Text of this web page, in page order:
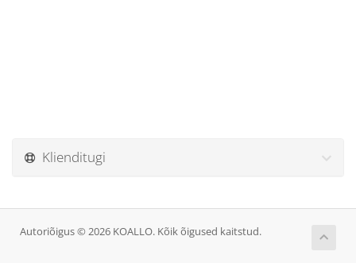
Klienditugi
Autoriõigus © 2026 KOALLO. Kõik õigused kaitstud.